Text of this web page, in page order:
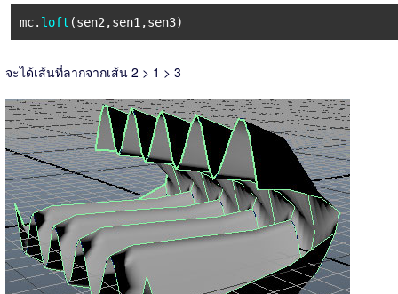
mc. loft (sen2,sen1,sen3)
จะได้เส้นที่ลากจากเส้น 2 > 1 > 3